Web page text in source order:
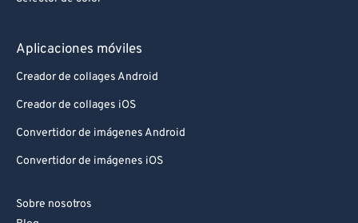
Aplicaciones móviles
Creador de collages Android
Creador de collages iOS
Convertidor de imágenes Android
Convertidor de imágenes iOS
Sobre nosotros